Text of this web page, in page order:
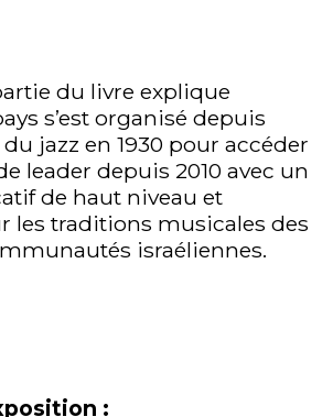
du livre explique
s’est organisé depuis
jazz en 1930 pour accéder
leader depuis 2010 avec un
de haut niveau et
les traditions musicales des
israéliennes.
: